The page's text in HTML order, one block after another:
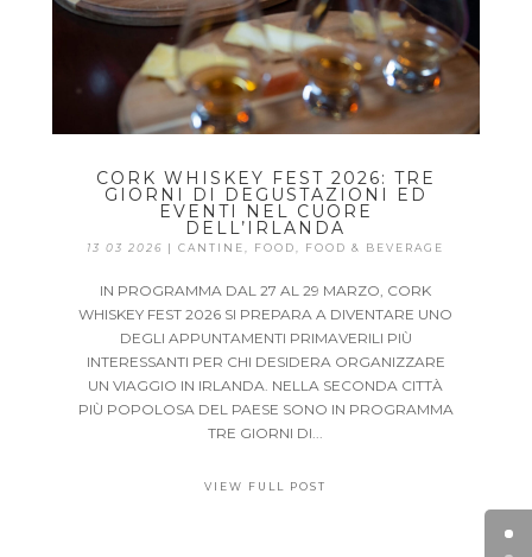
CORK WHISKEY FEST 2026: TRE
GIORNI DI DEGUSTAZIONI ED
EVENTI NEL CUORE
DELL’IRLANDA
13 03 2026 |CANTINE FOOD FOOD & BEVERAGE
IN PROGRAMMA DAL 27 AL 29 MARZO, CORK
WHISKEY FEST 2026 SI PREPARA A DIVENTARE UNO
DEGLI APPUNTAMENTI PRIMAVERILI PIÙ
INTERESSANTI PER CHI DESIDERA ORGANIZZARE
UN VIAGGIO IN IRLANDA. NELLA SECONDA CITTÀ
PIÙ POPOLOSA DEL PAESE SONO IN PROGRAMMA
TRE GIORNI DI...
VIEW FULL POST